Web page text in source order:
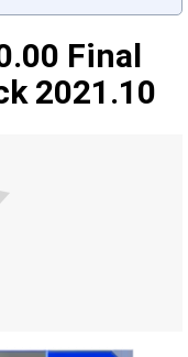
Final
2021.10